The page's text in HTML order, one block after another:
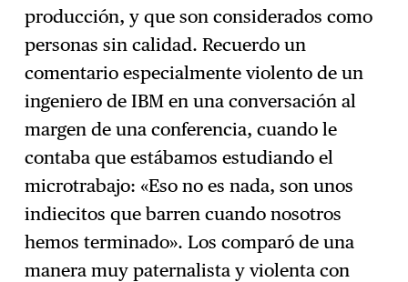
producción, y que son considerados como
personas sin calidad. Recuerdo un
comentario especialmente violento de un
ingeniero de IBM en una conversación al
margen de una conferencia, cuando le
contaba que estábamos estudiando el
microtrabajo: «Eso no es nada, son unos
indiecitos que barren cuando nosotros
hemos terminado». Los comparó de una
manera muy paternalista y violenta con